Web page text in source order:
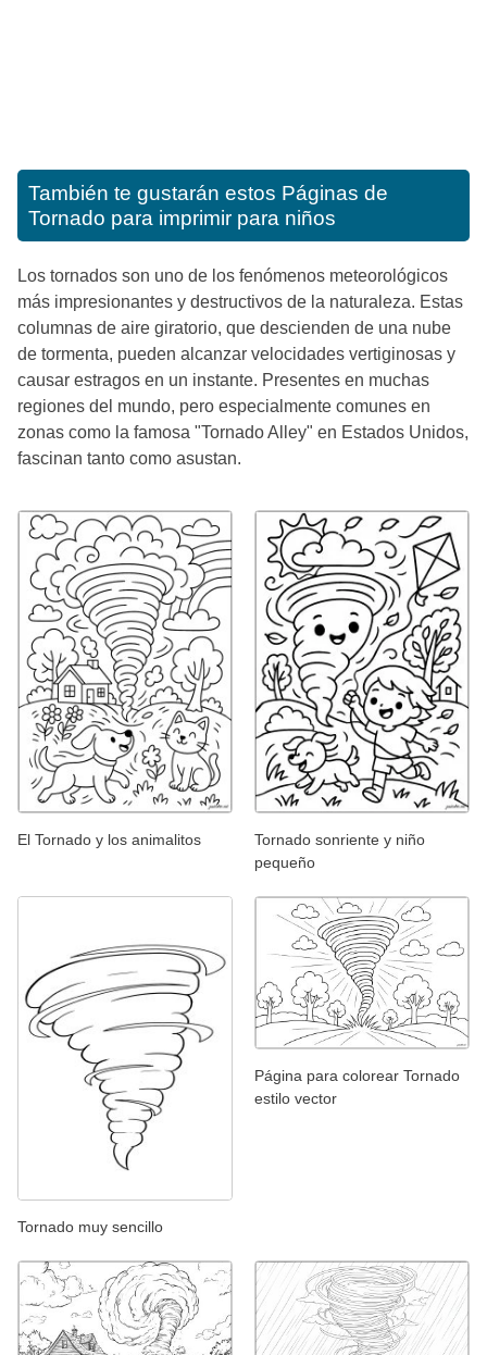
También te gustarán estos Páginas de
Tornado para imprimir para niños
Los tornados son uno de los fenómenos meteorológicos
más impresionantes y destructivos de la naturaleza. Estas
columnas de aire giratorio, que descienden de una nube
de tormenta, pueden alcanzar velocidades vertiginosas y
causar estragos en un instante. Presentes en muchas
regiones del mundo, pero especialmente comunes en
zonas como la famosa "Tornado Alley" en Estados Unidos,
fascinan tanto como asustan.
El Tornado y los animalitos
Tornado sonriente y niño
pequeño
Tornado muy sencillo
Página para colorear Tornado
estilo vector